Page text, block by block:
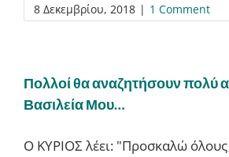
8 Δεκεμβρίου, 2018 | 1 Comment
Πολλοί θα αναζητήσουν πολύ
Βασιλεία Μου…
O ΚΥΡΙΟΣ λέει: "Προσκαλώ